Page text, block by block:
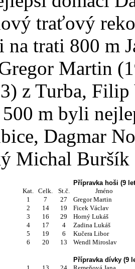
traťový
trati 800 m
Martin
z Turba,
500 m byli
Dagmar
Michal Buršík
Přípravka hoši (9
Kat.
Celk. St.č.
Jméno
1
7 27
Gregor Martin
2
14 19
Ficek Václav
3
16 29
Horný Lukáš
4
17 4
Zadina Lukáš
5
19 6
Kučera Libor
6
20 13 Wendl Miroslav
Přípravka dívky (9